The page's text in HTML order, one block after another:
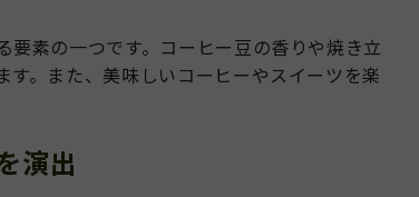
素の一つです。コーヒー豆の香りや焼き立
。また、美味しいコーヒーやスイーツを楽
演出